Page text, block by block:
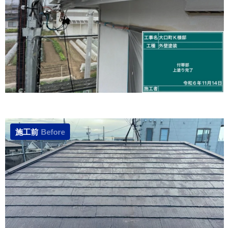
施工前 Before